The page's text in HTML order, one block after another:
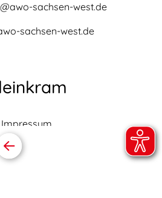
sachsen-west.de
sachsen-west.de
Impressum
Datenschutz